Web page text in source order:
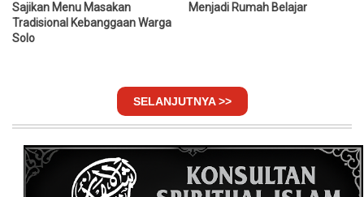
Sajikan Menu Masakan
Tradisional Kebanggaan Warga
Solo
Menjadi Rumah Belajar
SELANJUTNYA >>